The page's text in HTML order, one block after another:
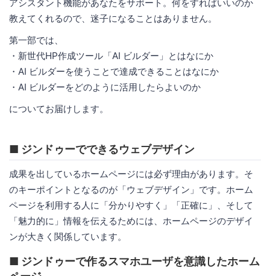
アシスタント機能があなたをサポート。何をすればいいのか
教えてくれるので、迷子になることはありません。
第一部では、
・新世代HP作成ツール「AI ビルダー」とはなにか
・AI ビルダーを使うことで達成できることはなにか
・AI ビルダーをどのように活用したらよいのか
についてお届けします。
■ ジンドゥーでできるウェブデザイン
成果を出しているホームページには必ず理由があります。そ
のキーポイントとなるのが「ウェブデザイン」です。ホーム
ページを利用する人に「分かりやすく」「正確に」、そして
「魅力的に」情報を伝えるためには、ホームページのデザイ
ンが大きく関係しています。
■ ジンドゥーで作るスマホユーザを意識したホーム